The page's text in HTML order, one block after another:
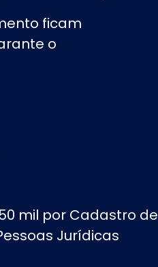
ficam
o
mil por Cadastro de
Jurídicas